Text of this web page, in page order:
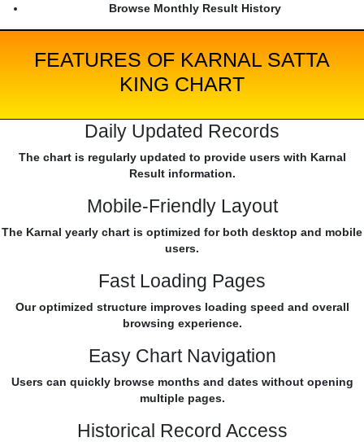
Browse Monthly Result History
FEATURES OF KARNAL SATTA
KING CHART
Daily Updated Records
The chart is regularly updated to provide users with Karnal
Result information.
Mobile-Friendly Layout
The Karnal yearly chart is optimized for both desktop and mobile
users.
Fast Loading Pages
Our optimized structure improves loading speed and overall
browsing experience.
Easy Chart Navigation
Users can quickly browse months and dates without opening
multiple pages.
Historical Record Access